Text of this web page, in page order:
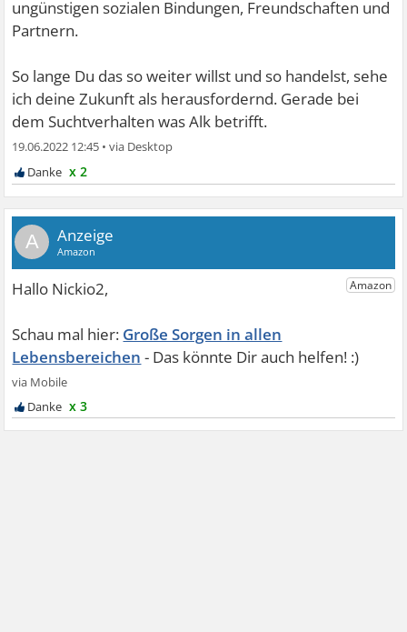
ungünstigen sozialen Bindungen, Freundschaften und
Partnern.
So lange Du das so weiter willst und so handelst, sehe
ich deine Zukunft als herausfordernd. Gerade bei
dem Suchtverhalten was Alk betrifft.
19.06.2022 12:45 •
x 2
A
Große Sorgen in allen
Lebensbereichen
x 3